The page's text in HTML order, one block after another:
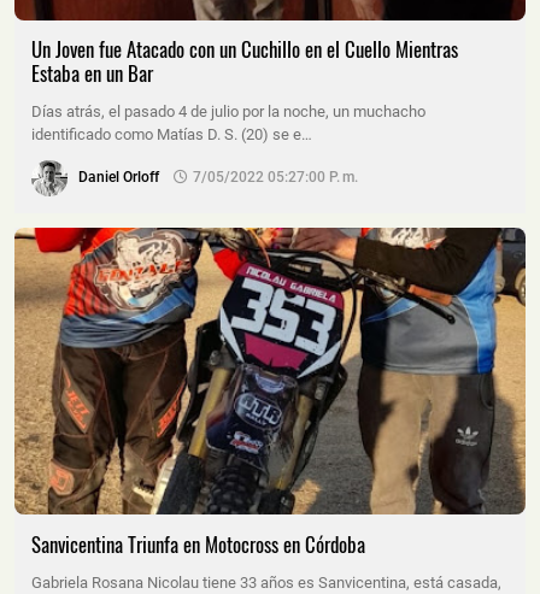
Un Joven fue Atacado con un Cuchillo en el Cuello Mientras
Estaba en un Bar
Días atrás, el pasado 4 de julio por la noche, un muchacho
identificado como Matías D. S. (20) se e…
Daniel Orloff 7/05/2022 05:27:00 P. M.
Sanvicentina Triunfa en Motocross en Córdoba
Gabriela Rosana Nicolau tiene 33 años es Sanvicentina, está casada,